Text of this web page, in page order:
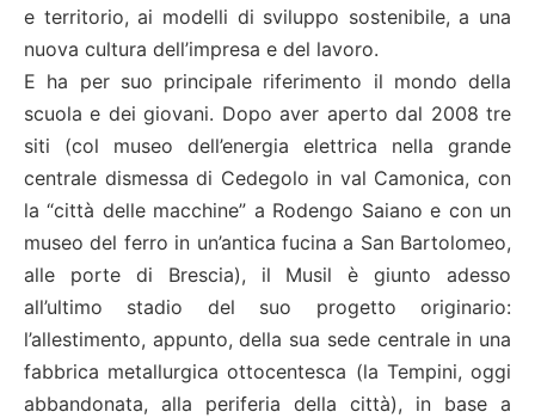
e territorio, ai modelli di sviluppo sostenibile, a una
nuova cultura dell’impresa e del lavoro.
E ha per suo principale riferimento il mondo della
scuola e dei giovani. Dopo aver aperto dal 2008 tre
siti (col museo dell’energia elettrica nella grande
centrale dismessa di Cedegolo in val Camonica, con
la “città delle macchine” a Rodengo Saiano e con un
museo del ferro in un’antica fucina a San Bartolomeo,
alle porte di Brescia), il Musil è giunto adesso
all’ultimo stadio del suo progetto originario:
l’allestimento, appunto, della sua sede centrale in una
fabbrica metallurgica ottocentesca (la Tempini, oggi
abbandonata, alla periferia della città), in base a